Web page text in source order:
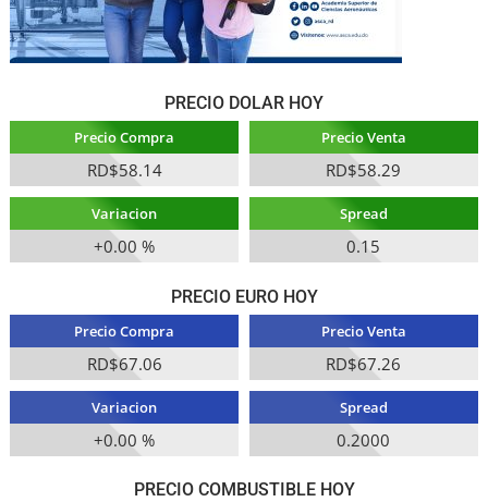
PRECIO DOLAR HOY
Precio Compra
RD$58.14
Precio Venta
RD$58.29
Variacion
+0.00 %
Spread
0.15
PRECIO EURO HOY
Precio Compra
RD$67.06
Precio Venta
RD$67.26
Variacion
+0.00 %
Spread
0.2000
PRECIO COMBUSTIBLE HOY